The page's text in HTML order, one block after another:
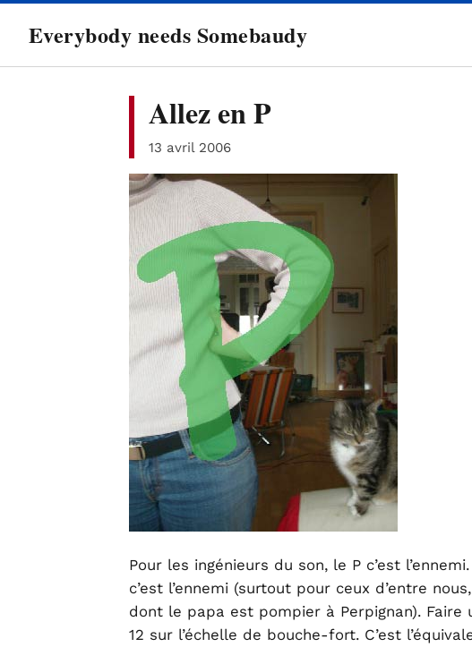
Everybody needs Somebaudy
Allez en P
13 avril 2006
Pour les ingénieurs du son, le P c’est
c’est l’ennemi (surtout pour ceux d’entre
dont le papa est pompier à Perpignan). Faire
12 sur l’échelle de bouche-fort. C’est